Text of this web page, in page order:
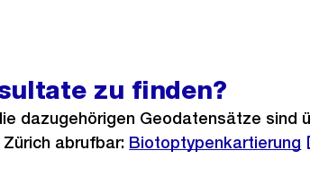
zu finden?
dazugehörigen Geodatensätze sind
abrufbar: Externer
Biotoptypenkartierung